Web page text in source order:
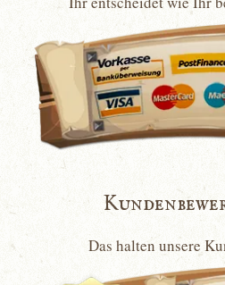
Das halten unsere